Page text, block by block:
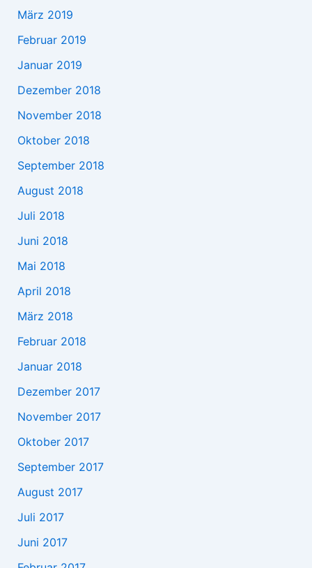
März 2019
Februar 2019
Januar 2019
Dezember 2018
November 2018
Oktober 2018
September 2018
August 2018
Juli 2018
Juni 2018
Mai 2018
April 2018
März 2018
Februar 2018
Januar 2018
Dezember 2017
November 2017
Oktober 2017
September 2017
August 2017
Juli 2017
Juni 2017